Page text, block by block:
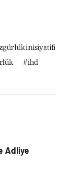
inisiyatifi
ihd
Adliye